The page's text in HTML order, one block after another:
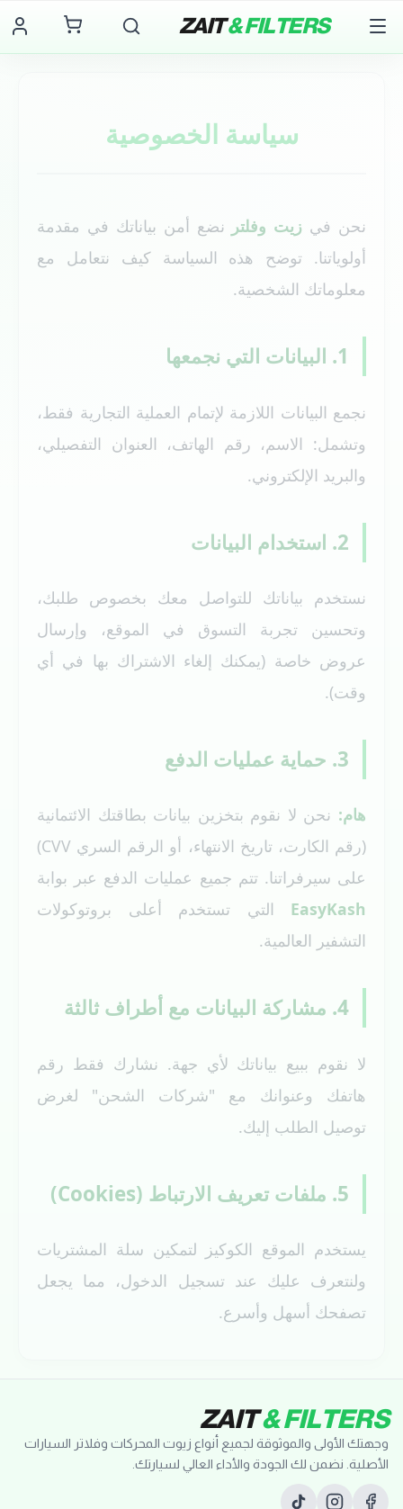
ZAIT& FILTERS
سياسة الخصوصية
نحن في زيت وفلتر نضع أمن بياناتك في مقدمة
أولوياتنا. توضح هذه السياسة كيف نتعامل مع
معلوماتك الشخصية.
1. البيانات التي نجمعها
نجمع البيانات اللازمة لإتمام العملية التجارية فقط،
وتشمل: الاسم، رقم الهاتف، العنوان التفصيلي،
والبريد الإلكتروني.
2. استخدام البيانات
نستخدم بياناتك للتواصل معك بخصوص طلبك،
وتحسين تجربة التسوق في الموقع، وإرسال
عروض خاصة (يمكنك إلغاء الاشتراك بها في أي
وقت).
3. حماية عمليات الدفع
هام: نحن لا نقوم بتخزين بيانات بطاقتك الائتمانية
(رقم الكارت، تاريخ الانتهاء، أو الرقم السري CVV)
على سيرفراتنا. تتم جميع عمليات الدفع عبر بوابة
EasyKash التي تستخدم أعلى بروتوكولات
التشفير العالمية.
4. مشاركة البيانات مع أطراف ثالثة
لا نقوم ببيع بياناتك لأي جهة. نشارك فقط رقم
هاتفك وعنوانك مع "شركات الشحن" لغرض
توصيل الطلب إليك.
5. ملفات تعريف الارتباط (Cookies)
يستخدم الموقع الكوكيز لتمكين سلة المشتريات
ولنتعرف عليك عند تسجيل الدخول، مما يجعل
تصفحك أسهل وأسرع.
ZAIT& FILTERS
وجهتك الأولى والموثوقة لجميع أنواع زيوت المحركات وفلاتر السيارات
الأصلية. نضمن لك الجودة والأداء العالي لسيارتك.